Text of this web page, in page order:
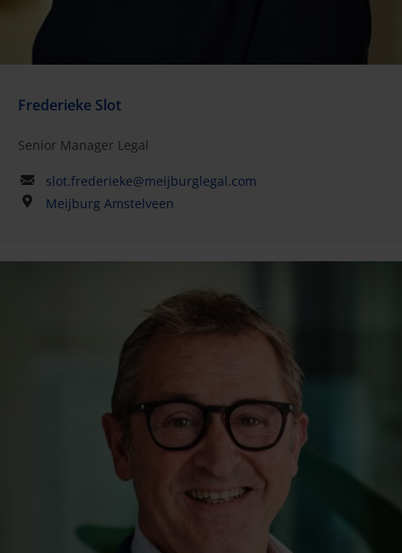
Frederieke Slot
Senior Manager Legal
slot.frederieke@meijburglegal.com
Meijburg Amstelveen